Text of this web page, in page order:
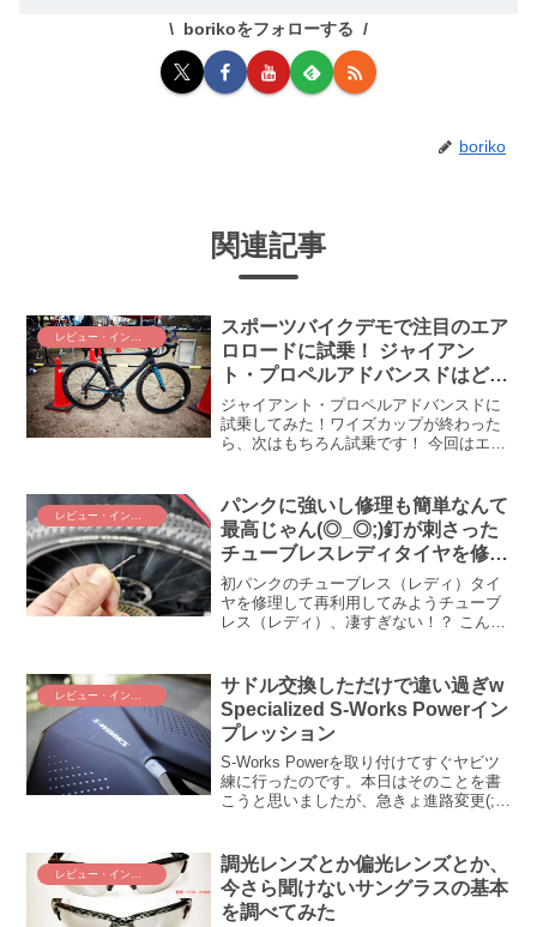
borikoをフォローする
boriko
関連記事
レビュー・インプレ
スポーツバイクデモで注目のエア
ロロードに試乗！ ジャイアン
ト・プロペルアドバンスドはどう
だろう？
ジャイアント・プロペルアドバンスドに
試乗してみた！ワイズカップが終わった
ら、次はもちろん試乗です！ 今回はエン
絞りましたぞｗ という訳で、あの（本物
の）デゲンコルプが駆...
レビュー・インプレ
パンクに強いし修理も簡単なんて
最高じゃん(◎_◎;)釘が刺さった
チューブレスレディタイヤを修理
してみた
初パンクのチューブレス（レディ）タイ
ヤを修理して再利用してみようチューブ
レス（レディ）、凄すぎない！？ こんな
わけで、釘を踏み抜いてパンクしたチュ
ーブレス（レディ...
サドル交換しただけで違い過ぎw
Specialized S-Works Powerイン
プレッション
S-Works Powerを取り付けてすぐヤビツ
練に行ったのです。本日はそのことを書
こうと思いましたが、急きょ進路変更(;´Д
ｸﾞｯS-Work...
レビュー・インプレ
調光レンズとか偏光レンズとか、
今さら聞けないサングラスの基本
を調べてみた